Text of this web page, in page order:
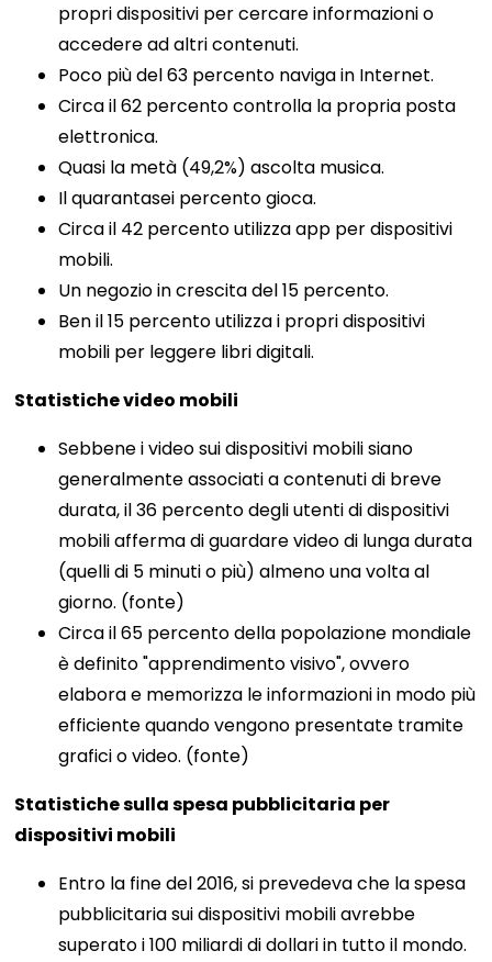
propri dispositivi per cercare informazioni o
accedere ad altri contenuti.
Poco più del 63 percento naviga in Internet.
Circa il 62 percento controlla la propria posta
elettronica.
Quasi la metà (49,2%) ascolta musica.
Il quarantasei percento gioca.
Circa il 42 percento utilizza app per dispositivi
mobili.
Un negozio in crescita del 15 percento.
Ben il 15 percento utilizza i propri dispositivi
mobili per leggere libri digitali.
Statistiche video mobili
Sebbene i video sui dispositivi mobili siano
generalmente associati a contenuti di breve
durata, il 36 percento degli utenti di dispositivi
mobili afferma di guardare video di lunga durata
(quelli di 5 minuti o più) almeno una volta al
giorno. (fonte)
Circa il 65 percento della popolazione mondiale
è definito "apprendimento visivo", ovvero
elabora e memorizza le informazioni in modo più
efficiente quando vengono presentate tramite
grafici o video. (fonte)
Statistiche sulla spesa pubblicitaria per
dispositivi mobili
Entro la fine del 2016, si prevedeva che la spesa
pubblicitaria sui dispositivi mobili avrebbe
superato i 100 miliardi di dollari in tutto il mondo.